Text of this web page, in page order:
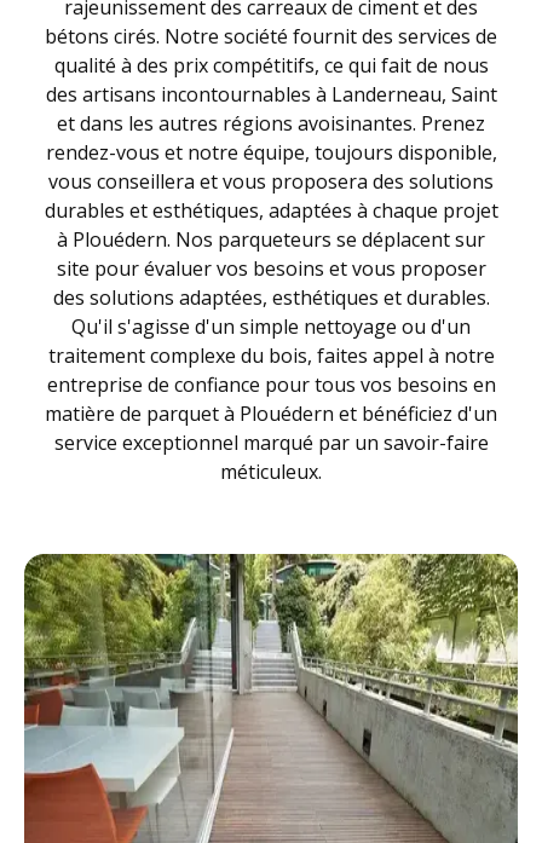
rajeunissement des carreaux de ciment et des
bétons cirés. Notre société fournit des services de
qualité à des prix compétitifs, ce qui fait de nous
des artisans incontournables à Landerneau, Saint
et dans les autres régions avoisinantes. Prenez
rendez-vous et notre équipe, toujours disponible,
vous conseillera et vous proposera des solutions
durables et esthétiques, adaptées à chaque projet
à Plouédern. Nos parqueteurs se déplacent sur
site pour évaluer vos besoins et vous proposer
des solutions adaptées, esthétiques et durables.
Qu'il s'agisse d'un simple nettoyage ou d'un
traitement complexe du bois, faites appel à notre
entreprise de confiance pour tous vos besoins en
matière de parquet à Plouédern et bénéficiez d'un
service exceptionnel marqué par un savoir-faire
méticuleux.